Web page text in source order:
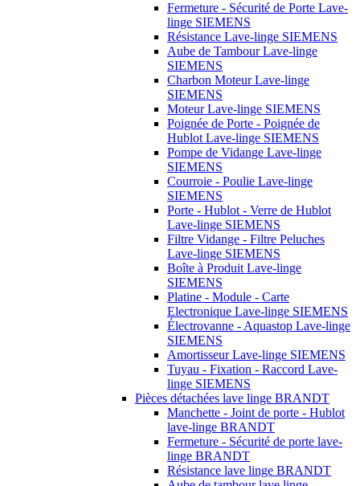
Fermeture - Sécurité de Porte Lave-
linge SIEMENS
Résistance Lave-linge SIEMENS
Aube de Tambour Lave-linge
SIEMENS
Charbon Moteur Lave-linge
SIEMENS
Moteur Lave-linge SIEMENS
Poignée de Porte - Poignée de
Hublot Lave-linge SIEMENS
Pompe de Vidange Lave-linge
SIEMENS
Courroie - Poulie Lave-linge
SIEMENS
Porte - Hublot - Verre de Hublot
Lave-linge SIEMENS
Filtre Vidange - Filtre Peluches
Lave-linge SIEMENS
Boîte à Produit Lave-linge
SIEMENS
Platine - Module - Carte
Electronique Lave-linge SIEMENS
Électrovanne - Aquastop Lave-linge
SIEMENS
Amortisseur Lave-linge SIEMENS
Tuyau - Fixation - Raccord Lave-
linge SIEMENS
Pièces détachées lave linge BRANDT
Manchette - Joint de porte - Hublot
lave-linge BRANDT
Fermeture - Sécurité de porte lave-
linge BRANDT
Résistance lave linge BRANDT